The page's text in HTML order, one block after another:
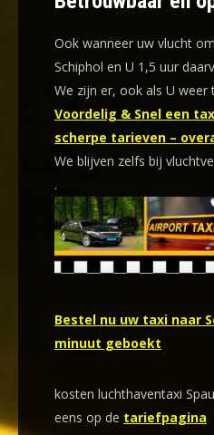
Ook wanneer uw vlucht
Schiphol en U 1,5 uur
We zijn er, ook als U
Voordelig & Snel een
scherpe tarieven –
We blijven zelfs bij
.
Bestel nu uw taxi naar
minuut geboekt
kosten luchthaventaxi
eens op de tariefpagina